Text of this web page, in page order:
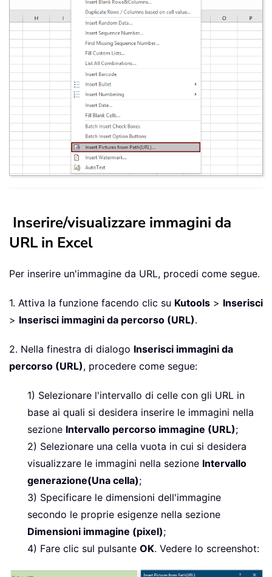
Inserire/visualizzare immagini da
URL in Excel
Per inserire un'immagine da URL, procedi come segue.
1. Attiva la funzione facendo clic su Kutools > Inserisci
> Inserisci immagini da percorso (URL).
2. Nella finestra di dialogo Inserisci immagini da
percorso (URL), procedere come segue:
1) Selezionare l'intervallo di celle con gli URL in
base ai quali si desidera inserire le immagini nella
sezione Intervallo percorso immagine (URL);
2) Selezionare una cella vuota in cui si desidera
visualizzare le immagini nella sezione Intervallo
generazione(Una cella);
3) Specificare le dimensioni dell'immagine
secondo le proprie esigenze nella sezione
Dimensioni immagine (pixel);
4) Fare clic sul pulsante OK. Vedere lo screenshot: